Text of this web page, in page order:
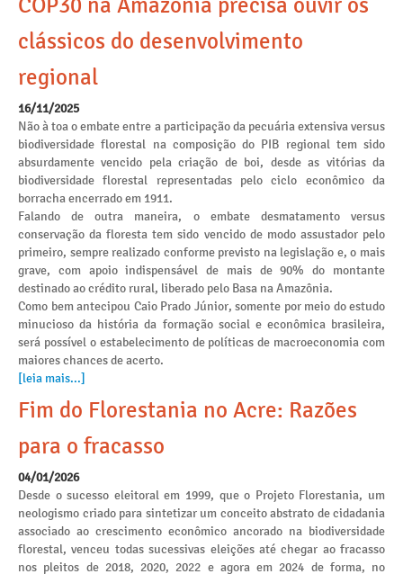
COP30 na Amazônia precisa ouvir os
clássicos do desenvolvimento
regional
16/11/2025
Não à toa o embate entre a participação da pecuária extensiva versus
biodiversidade florestal na composição do PIB regional tem sido
absurdamente vencido pela criação de boi, desde as vitórias da
biodiversidade florestal representadas pelo ciclo econômico da
borracha encerrado em 1911.
Falando de outra maneira, o embate desmatamento versus
conservação da floresta tem sido vencido de modo assustador pelo
primeiro, sempre realizado conforme previsto na legislação e, o mais
grave, com apoio indispensável de mais de 90% do montante
destinado ao crédito rural, liberado pelo Basa na Amazônia.
Como bem antecipou Caio Prado Júnior, somente por meio do estudo
minucioso da história da formação social e econômica brasileira,
será possível o estabelecimento de políticas de macroeconomia com
maiores chances de acerto.
[leia mais...]
Fim do Florestania no Acre: Razões
para o fracasso
04/01/2026
Desde o sucesso eleitoral em 1999, que o Projeto Florestania, um
neologismo criado para sintetizar um conceito abstrato de cidadania
associado ao crescimento econômico ancorado na biodiversidade
florestal, venceu todas sucessivas eleições até chegar ao fracasso
nos pleitos de 2018, 2020, 2022 e agora em 2024 de forma, no